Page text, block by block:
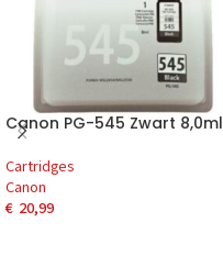
Canon PG-545 Zwart 8,0ml
Cartridges
Canon
€ 20,99